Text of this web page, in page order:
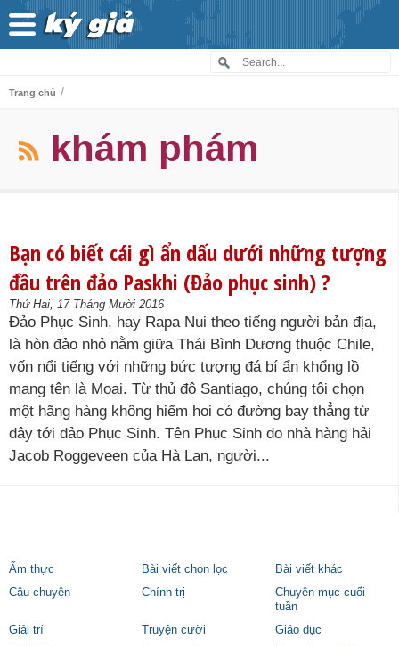
Trang chủ /
khám phám
Bạn có biết cái gì ẩn dấu dưới những tượng
đầu trên đảo Paskhi (Đảo phục sinh) ?
Thứ Hai, 17 Tháng Mười 2016
Đảo Phục Sinh, hay Rapa Nui theo tiếng người bản địa,
là hòn đảo nhỏ nằm giữa Thái Bình Dương thuộc Chile,
vốn nổi tiếng với những bức tượng đá bí ẩn khổng lồ
mang tên là Moai. Từ thủ đô Santiago, chúng tôi chọn
một hãng hàng không hiếm hoi có đường bay thẳng từ
đây tới đảo Phục Sinh. Tên Phục Sinh do nhà hàng hải
Jacob Roggeveen của Hà Lan, người...
Ẩm thực Bài viết chọn lọc
Bài viết khác
Câu chuyện
Chính trị
Chuyên mục cuối
tuần
Giải trí
Truyện cười
Giáo dục